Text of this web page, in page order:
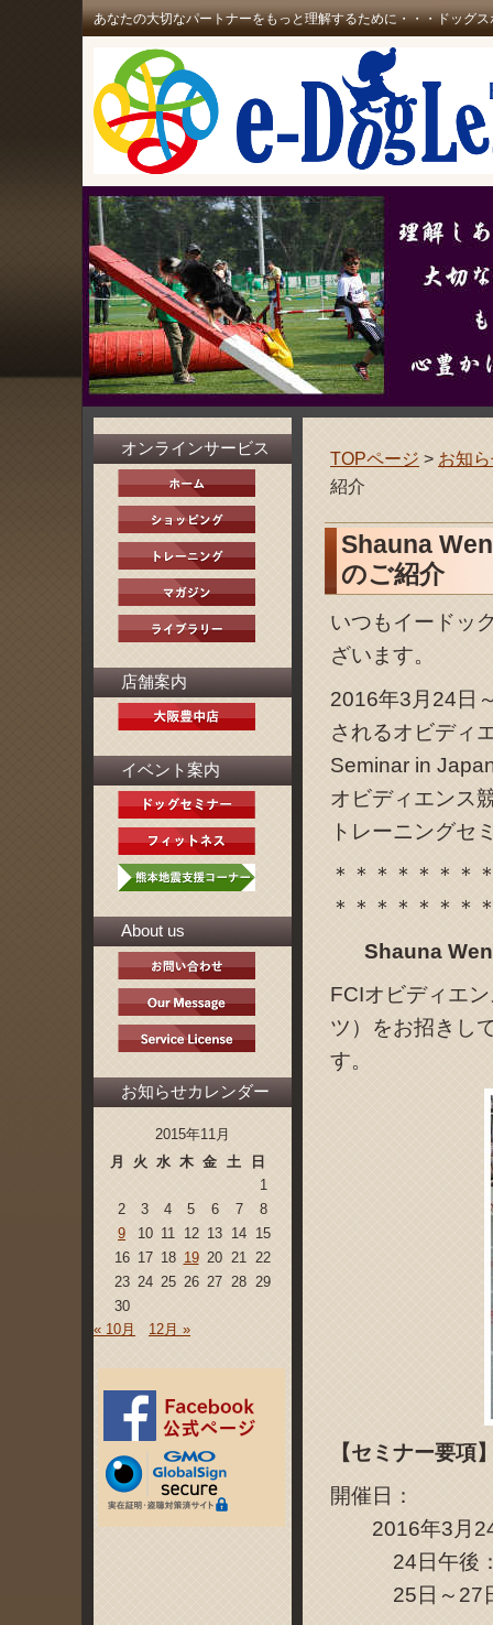
あなたの大切なパートナーをもっと理解するために・・・ドッグ
TOPページ > お知
紹介
Shauna
のご紹介
いつもイードッ
ざいます。
2016年3月24日
されるオビディ
Seminar in
オビディエンス
トレーニングセ
＊＊＊＊＊＊＊
＊＊＊＊＊＊＊
Shauna
FCIオビディエ
ツ）をお招きし
す。
【セミナー要項
開催日：
2016年3月24
24日午後：
25日～27日
オンラインサービス
店舗案内
イベント案内
About us
お知らせカレンダー
2015年11月
月
火 水 木 金 土
日
1
2
3 4 5 6 7
8
9
10 11 12 13 14 15
16 17 18 19 20 21 22
23 24 25 26 27 28 29
30
« 10月
12月 »